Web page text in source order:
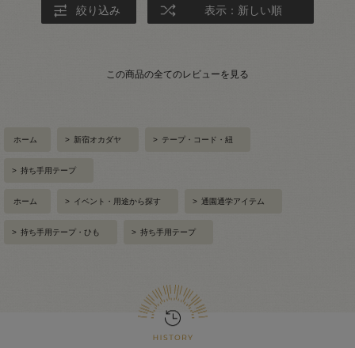
絞り込み 表示：新しい順
この商品の全てのレビューを見る
ホーム > 新宿オカダヤ > テープ・コード・紐
> 持ち手用テープ
ホーム > イベント・用途から探す > 通園通学アイテム
> 持ち手用テープ・ひも > 持ち手用テープ